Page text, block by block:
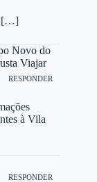
[…]
Novo do
Viajar
RESPONDER
à Vila
RESPONDER